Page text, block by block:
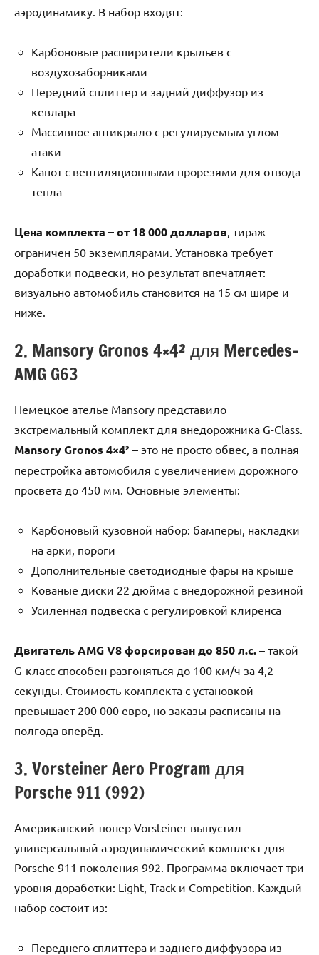
аэродинамику. В набор входят:
Карбоновые расширители крыльев с
воздухозаборниками
Передний сплиттер и задний диффузор из
кевлара
Массивное антикрыло с регулируемым углом
атаки
Капот с вентиляционными прорезями для отвода
тепла
Цена комплекта – от 18 000 долларов, тираж
ограничен 50 экземплярами. Установка требует
доработки подвески, но результат впечатляет:
визуально автомобиль становится на 15 см шире и
ниже.
2. Mansory Gronos 4×4² для Mercedes-
AMG G63
Немецкое ателье Mansory представило
экстремальный комплект для внедорожника G-Class.
Mansory Gronos 4×4² – это не просто обвес, а полная
перестройка автомобиля с увеличением дорожного
просвета до 450 мм. Основные элементы:
Карбоновый кузовной набор: бамперы, накладки
на арки, пороги
Дополнительные светодиодные фары на крыше
Кованые диски 22 дюйма с внедорожной резиной
Усиленная подвеска с регулировкой клиренса
Двигатель AMG V8 форсирован до 850 л.с. – такой
G-класс способен разгоняться до 100 км/ч за 4,2
секунды. Стоимость комплекта с установкой
превышает 200 000 евро, но заказы расписаны на
полгода вперёд.
3. Vorsteiner Aero Program для
Porsche 911 (992)
Американский тюнер Vorsteiner выпустил
универсальный аэродинамический комплект для
Porsche 911 поколения 992. Программа включает три
уровня доработки: Light, Track и Competition. Каждый
набор состоит из:
Переднего сплиттера и заднего диффузора из